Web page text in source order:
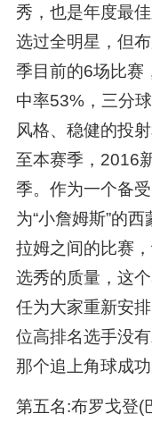
秀，也是年度最
选过全明星，但
季目前的6场比赛
中率53%，三分
风格、稳健的投
至本赛季，2016
季。作为一个备
为“小詹姆斯”的
拉姆之间的比赛
选秀的质量，这
任为大家重新安
位高排名选手没
那个追上角球成
第五名:布罗戈登(